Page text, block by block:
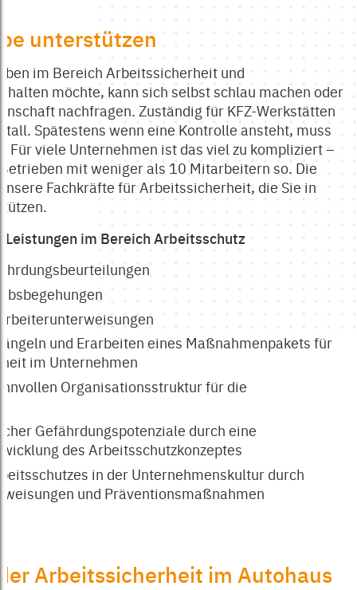
unterstützen
im Bereich Arbeitssicherheit und
möchte, kann sich selbst schlau machen oder
nachfragen. Zuständig für KFZ-Werkstätten
Spätestens wenn eine Kontrolle ansteht, muss
Für viele Unternehmen ist das viel zu kompliziert –
mit weniger als 10 Mitarbeitern so. Die
Fachkräfte für Arbeitssicherheit, die Sie in
Leistungen im Bereich Arbeitsschutz
und Erarbeiten eines Maßnahmenpakets für
im Unternehmen
Organisationsstruktur für die
Gefährdungspotenziale durch eine
des Arbeitsschutzkonzeptes
in der Unternehmenskultur durch
und Präventionsmaßnahmen
Arbeitssicherheit im Autohaus